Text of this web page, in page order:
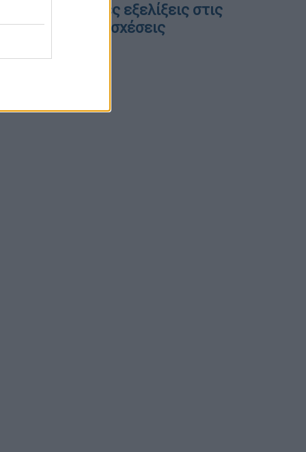
οι τελευταίες εξελίξεις στις
σχέσεις